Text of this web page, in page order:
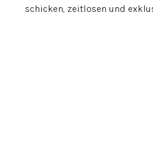
schicken, zeitlosen und